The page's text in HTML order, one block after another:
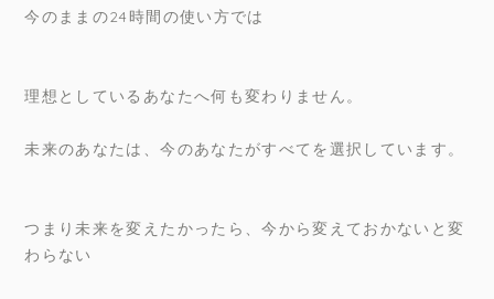
今のままの24時間の使い方では
理想としているあなたへ何も変わりません。
未来のあなたは、今のあなたがすべてを選択しています。
つまり未来を変えたかったら、今から変えておかないと変
わらない